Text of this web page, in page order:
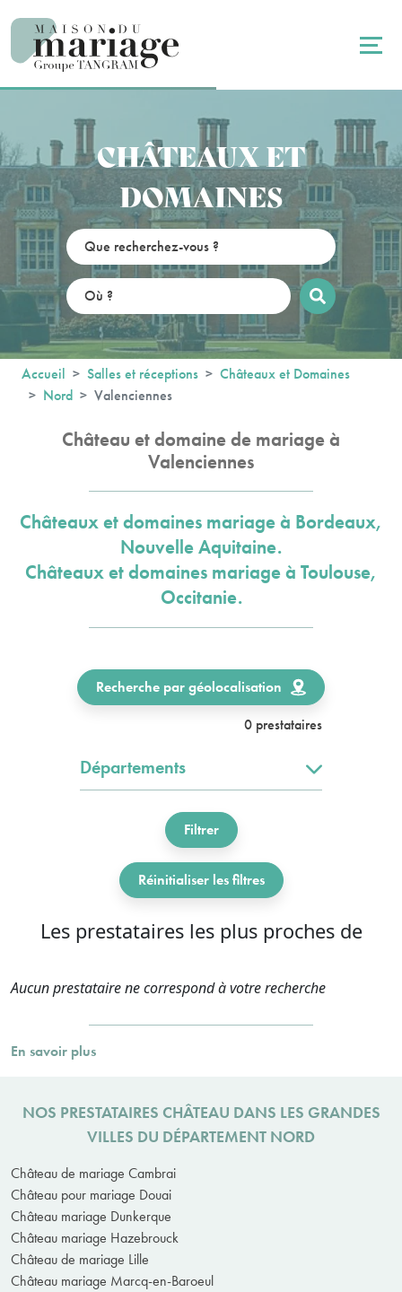
CHÂTEAUX ET
DOMAINES
Accueil Salles et réceptions
Châteaux et Domaines
Nord
Valenciennes
Château et domaine de mariage à
Valenciennes
Châteaux et domaines mariage à Bordeaux,
Nouvelle Aquitaine.
Châteaux et domaines mariage à Toulouse,
Occitanie.
Recherche par géolocalisation
0 prestataires
Départements
Filtrer
Réinitialiser les filtres
Les prestataires les plus proches de
Aucun prestataire ne correspond à votre recherche
En savoir plus
NOS PRESTATAIRES CHÂTEAU DANS LES GRANDES
VILLES DU DÉPARTEMENT NORD
Château de mariage Cambrai
Château pour mariage Douai
Château mariage Dunkerque
Château mariage Hazebrouck
Château de mariage Lille
Château mariage Marcq-en-Baroeul